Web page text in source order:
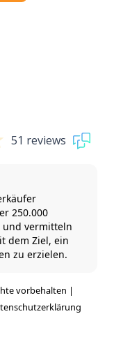
51 reviews
250.000
und vermitteln
dem Ziel, ein
zu erzielen.
vorbehalten |